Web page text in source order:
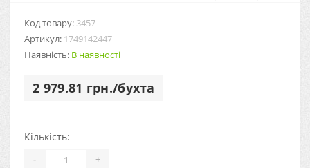
Код товару: 3457
Артикул: 1749142447
Наявність: В наявності
2 979.81 грн./бухта
Кількість:
- +